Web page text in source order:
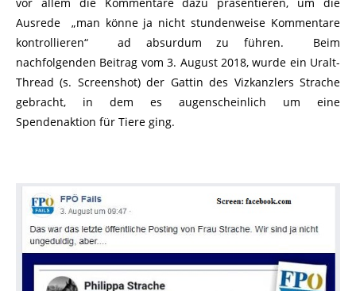
Ausrede „man könne ja nicht stundenweise Kommentare
kontrollieren“ ad absurdum zu führen. Beim
nachfolgenden Beitrag vom 3. August 2018,wurde ein Uralt-
Thread (s. Screenshot) der Gattin des Vizkanzlers Strache
gebracht, in dem es augenscheinlich um eine
Spendenaktion für Tiere ging.